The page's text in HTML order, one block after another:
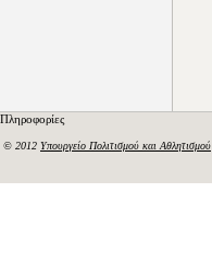
Πληροφορίες
© 2012 Υπουργείο Πολιτισμού και Αθλητισμού